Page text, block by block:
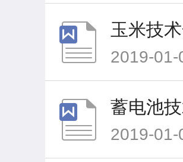
玉米技
2019-
蓄电池
2019-